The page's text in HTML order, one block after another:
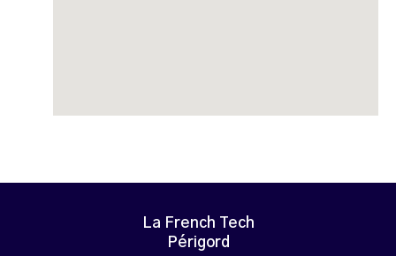
La French Tech
Périgord